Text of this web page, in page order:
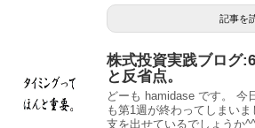
記事を
株式投資実践ブログ
と反省点。
どーも hamidase です。 今
も第1週が終わってしまい
支を出せているでしょうか